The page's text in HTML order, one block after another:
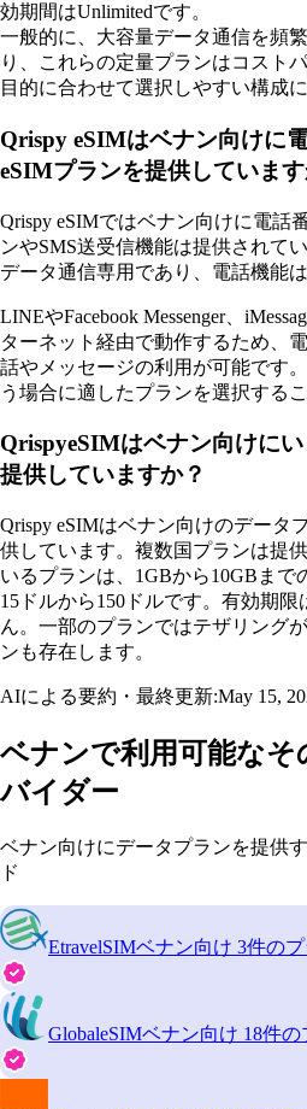
効期間はUnlimitedです。
一般的に、大容量データ通信を頻
り、これらの定量プランはコスト
目的に合わせて選択しやすい構成
Qrispy eSIMはベナン向けに
eSIMプランを提供しています
Qrispy eSIMではベナン向けに電話
ンやSMS送受信機能は提供されて
データ通信専用であり、電話機能
LINEやFacebook Messenger、
ターネット経由で動作するため、
話やメッセージの利用が可能です
う場合に適したプランを選択する
QrispyeSIMはベナン向けに
提供していますか？
Qrispy eSIMはベナン向けのデータ
供しています。複数国プランは提
いるプランは、1GBから10GBまで
15ドルから150ドルです。有効期
ん。一部のプランではテザリング
ンも存在します。
AIによる要約・最終更新:May 15,
ベナンで利用可能なそ
バイダー
ベナン向けにデータプランを提供
ド
EtravelSIMベナン向け 3件の
GlobaleSIMベナン向け 18件の